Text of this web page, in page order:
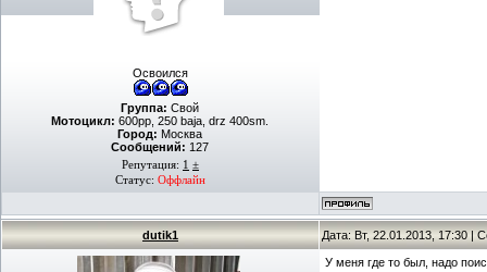
Освоился
Группа: Свой
Мотоцикл: 600рр, 250 baja, drz 400sm.
Город: Москва
Сообщений: 127
Репутация: 1 ±
Статус: Оффлайн
dutik1 Дата: Вт, 22.01.2013, 17:30 |
У меня где то был, надо